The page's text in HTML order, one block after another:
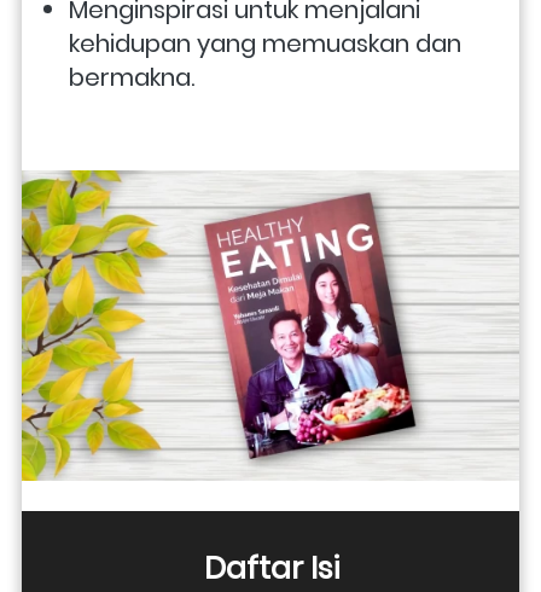
Menginspirasi untuk menjalani
kehidupan yang memuaskan dan
bermakna.
Daftar Isi